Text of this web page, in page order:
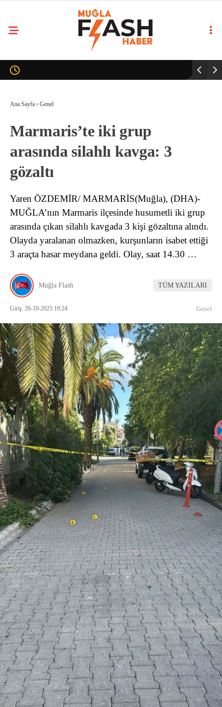
Ana Sayfa › Genel
Marmaris’te iki grup
arasında silahlı kavga: 3
gözaltı
Yaren ÖZDEMİR/ MARMARİS(Muğla), (DHA)-
MUĞLA’nın Marmaris ilçesinde husumetli iki grup
arasında çıkan silahlı kavgada 3 kişi gözaltına alındı.
Olayda yaralanan olmazken, kurşunların isabet ettiği
3 araçta hasar meydana geldi. Olay, saat 14.30 …
Muğla Flash TÜM YAZILARI
Giriş: 26-10-2025 19:24 Genel